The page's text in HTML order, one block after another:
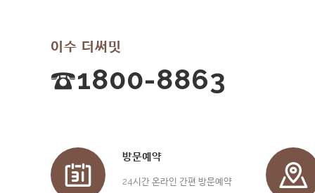
이수 더써밋
☎1800-8863
방문예약
24시간 온라인 간편 방문예약